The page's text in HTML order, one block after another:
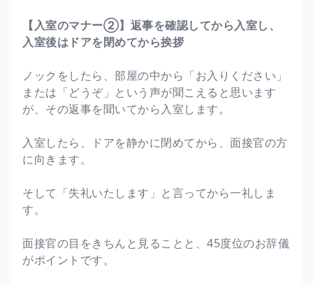
【入室のマナー②】返事を確認してから入室し、
入室後はドアを閉めてから挨拶
ノックをしたら、部屋の中から「お入りください」
または「どうぞ」という声が聞こえると思います
が、その返事を聞いてから入室します。
入室したら、ドアを静かに閉めてから、面接官の方
に向きます。
そして「失礼いたします」と言ってから一礼しま
す。
面接官の目をきちんと見ることと、45度位のお辞儀
がポイントです。